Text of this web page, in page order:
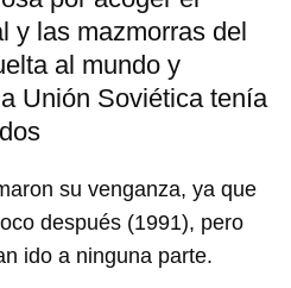
y las mazmorras del
al mundo y
Unión Soviética tenía
su venganza, ya que
después (1991), pero
ido a ninguna parte.